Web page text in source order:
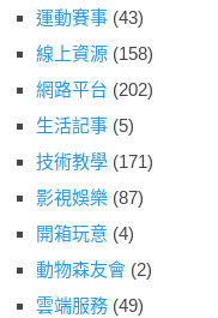
運動賽事 (43)
線上資源 (158)
網路平台 (202)
生活記事 (5)
技術教學 (171)
影視娛樂 (87)
開箱玩意 (4)
動物森友會 (2)
雲端服務 (49)